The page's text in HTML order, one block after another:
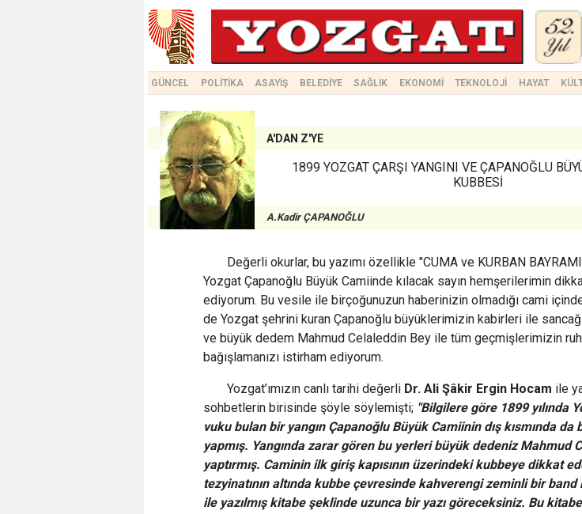
GÜNCEL POLİTİKA ASAYİŞ BELEDİYE SAĞLIK EKONOMİ TEKNOLOJİ HAYAT
A'DAN Z'YE
1899 YOZGAT ÇARŞI YANGINI VE ÇAPANOĞLU
KUBBESİ
A.Kadir ÇAPANOĞLU
Değerli okurlar, bu yazımı özellikle "CUMA ve KURBAN BAYRAMI
Yozgat Çapanoğlu Büyük Camiinde kılacak sayın hemşerilerimin
ediyorum. Bu vesile ile birçoğunuzun haberinizin olmadığı cami
de Yozgat şehrini kuran Çapanoğlu büyüklerimizin kabirleri ile
ve büyük dedem Mahmud Celaleddin Bey ile tüm geçmişlerimizin
bağışlamanızı istirham ediyorum.
Yozgat’ımızın canlı tarihi değerli Dr. Ali Şâkir Ergin Hocam ile
sohbetlerin birisinde şöyle söylemişti; "Bilgilere göre 1899 yılında
vuku bulan bir yangın Çapanoğlu Büyük Camiinin dış kısmında da
yapmış. Yangında zarar gören bu yerleri büyük dedeniz Mahmud
yaptırmış. Caminin ilk giriş kapısının üzerindeki kubbeye dikkat
tezyinatının altında kubbe çevresinde kahverengi zeminli bir
ile yazılmış kitabe şeklinde uzunca bir yazı göreceksiniz. Bu